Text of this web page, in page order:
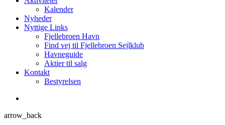
Kalender
Nyheder
Nyttige Links
Fjellebroen Havn
Find vej til Fjellebroen Sejlklub
Havneguide
Aktier til salg
Kontakt
Bestyrelsen
arrow_back